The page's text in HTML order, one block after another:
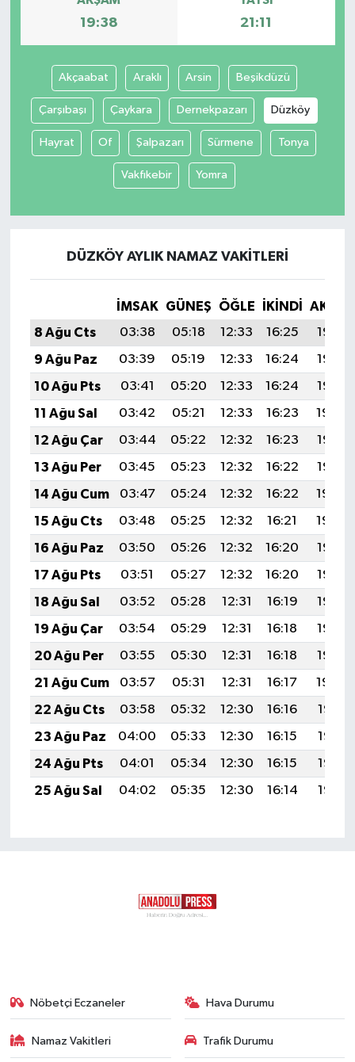
19:38 21:11
Akçaabat Araklı Arsin Beşikdüzü
Çarşıbaşı Çaykara Dernekpazarı Düzköy
Hayrat Of Şalpazarı Sürmene Tonya
Vakfıkebir Yomra
DÜZKÖY AYLIK NAMAZ VAKITLERI
İMSAK GÜNEŞ ÖĞLE İKINDI
8 Ağu Cts
03:38 05:18 12:33 16:25
19:38
9 Ağu Paz
03:39 05:19 12:33 16:24
19:37
10 Ağu Pts
03:41 05:20 12:33 16:24
19:36
11 Ağu Sal
03:42 05:21 12:33 16:23
19:34
12 Ağu Çar
03:44 05:22 12:32 16:23
19:33
13 Ağu Per
03:45 05:23 12:32 16:22
19:32
14 Ağu Cum
03:47 05:24 12:32 16:22
19:30
15 Ağu Cts
03:48 05:25 12:32 16:21
19:29
16 Ağu Paz
03:50 05:26 12:32 16:20
19:27
17 Ağu Pts
03:51 05:27 12:32 16:20
19:26
18 Ağu Sal
03:52 05:28 12:31 16:19
19:25
19 Ağu Çar
03:54 05:29 12:31 16:18
19:23
20 Ağu Per
03:55 05:30 12:31 16:18
19:22
21 Ağu Cum
03:57 05:31 12:31 16:17
19:20
22 Ağu Cts
03:58 05:32 12:30 16:16
19:19
23 Ağu Paz
04:00 05:33 12:30 16:15
19:17
24 Ağu Pts
04:01 05:34 12:30 16:15
19:16
25 Ağu Sal
04:02 05:35 12:30 16:14 19:14
Nöbetçi Eczaneler Hava Durumu
Namaz Vakitleri Trafik Durumu